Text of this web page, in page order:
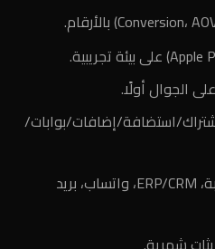
استضافة/إضافات/بوابات/
حدّد تكاملات أساسية: محاسبة، ERP/CRM، واتساب، بريد